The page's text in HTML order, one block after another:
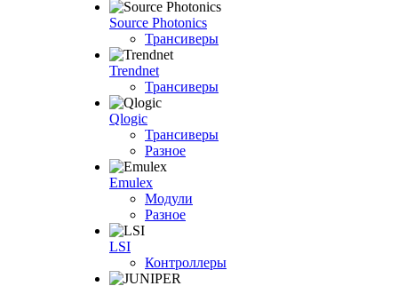
Source Photonics
Трансиверы
Trendnet
Трансиверы
Qlogic
Трансиверы
Разное
Emulex
Модули
Разное
LSI
Контроллеры